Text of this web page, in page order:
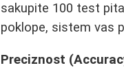
sakupite 100 test
poklope, sistem vas
Preciznost